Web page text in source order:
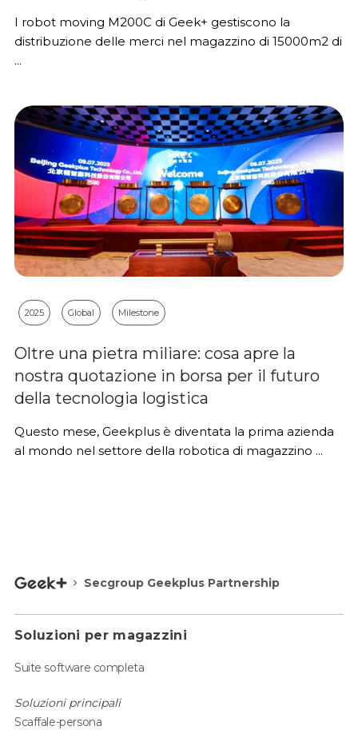
I robot moving M200C di Geek+ gestiscono la
distribuzione delle merci nel magazzino di 15000m2 di
...
2025 Global Milestone
Oltre una pietra miliare: cosa apre la
nostra quotazione in borsa per il futuro
della tecnologia logistica
Questo mese, Geekplus è diventata la prima azienda
al mondo nel settore della robotica di magazzino ...
Secgroup Geekplus Partnership
Soluzioni per magazzini
Suite software completa
Soluzioni principali
Scaffale-persona